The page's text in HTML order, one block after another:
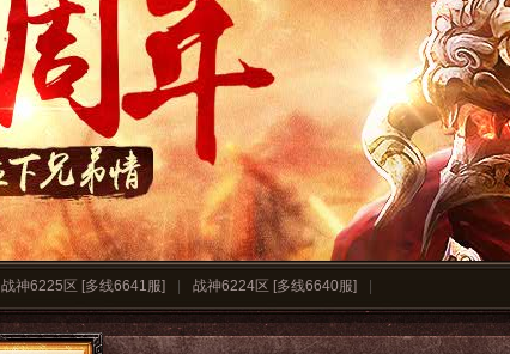
战神6225区 [多线6641服] 战神6224区 [多线6640服]